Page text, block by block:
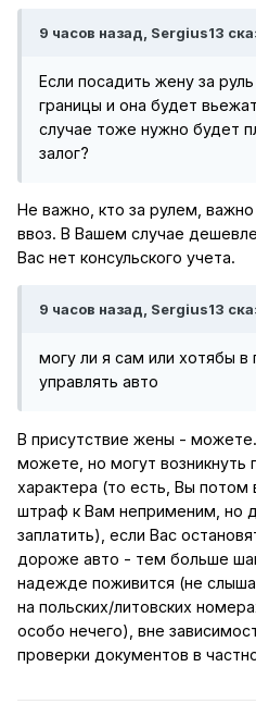
9 часов назад, Sergius13
Если посадить жену за
границы и она будет
случае тоже нужно будет
залог?
Не важно, кто за рулем,
ввоз. В Вашем случае
Вас нет консульского учета.
9 часов назад, Sergius13
могу ли я сам или хотябы в
управлять авто
В присутствие жены -
можете, но могут
характера (то есть, Вы потом
штраф к Вам неприменим, но
заплатить), если Вас
дороже авто - тем больше
надежде поживится (не
на польских/литовских
особо нечего), вне
проверки документов в